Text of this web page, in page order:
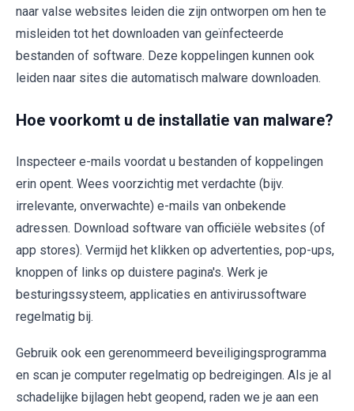
naar valse websites leiden die zijn ontworpen om hen te
misleiden tot het downloaden van geïnfecteerde
bestanden of software. Deze koppelingen kunnen ook
leiden naar sites die automatisch malware downloaden.
Hoe voorkomt u de installatie van malware?
Inspecteer e-mails voordat u bestanden of koppelingen
erin opent. Wees voorzichtig met verdachte (bijv.
irrelevante, onverwachte) e-mails van onbekende
adressen. Download software van officiële websites (of
app stores). Vermijd het klikken op advertenties, pop-ups,
knoppen of links op duistere pagina's. Werk je
besturingssysteem, applicaties en antivirussoftware
regelmatig bij.
Gebruik ook een gerenommeerd beveiligingsprogramma
en scan je computer regelmatig op bedreigingen. Als je al
schadelijke bijlagen hebt geopend, raden we je aan een